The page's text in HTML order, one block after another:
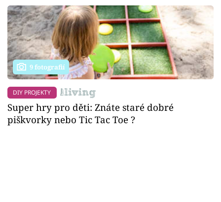
9 fotografií
DIY PROJEKTY
Super hry pro děti: Znáte staré dobré
piškvorky nebo Tic Tac Toe ?